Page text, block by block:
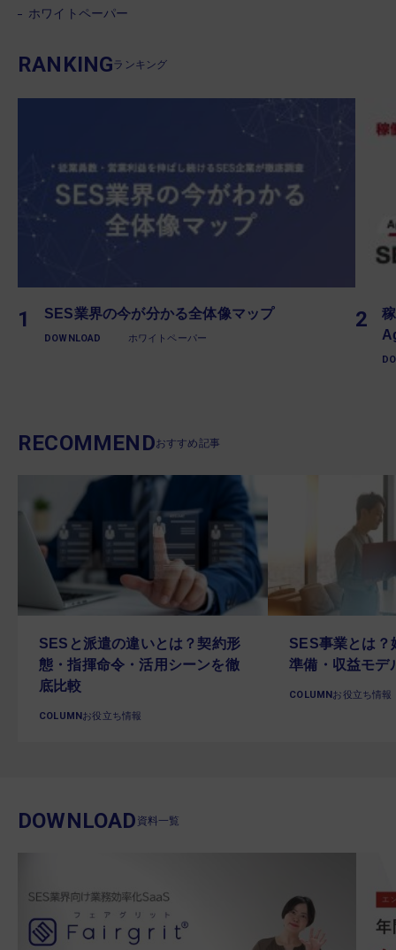
ホワイトペーパー
RANKING ランキング
SES業界の今が分かる全体像マップ
DOWNLOAD ホワイトペーパー
RECOMMENDおすすめ記事
SESと派遣の違いとは？契約形
態・指揮命令・活用シーンを徹
底比較
COLUMN お役立ち情報
SES事業とは？
準備・収益モデ
COLUMN お役立ち情報
DOWNLOAD 資料一覧